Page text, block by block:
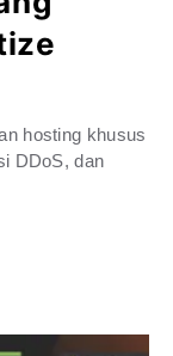
hosting khusus
DDoS, dan